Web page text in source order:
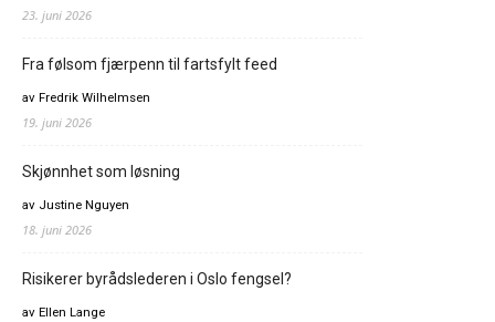
23. juni 2026
Fra følsom fjærpenn til fartsfylt feed
av Fredrik Wilhelmsen
19. juni 2026
Skjønnhet som løsning
av Justine Nguyen
18. juni 2026
Risikerer byrådslederen i Oslo fengsel?
av Ellen Lange